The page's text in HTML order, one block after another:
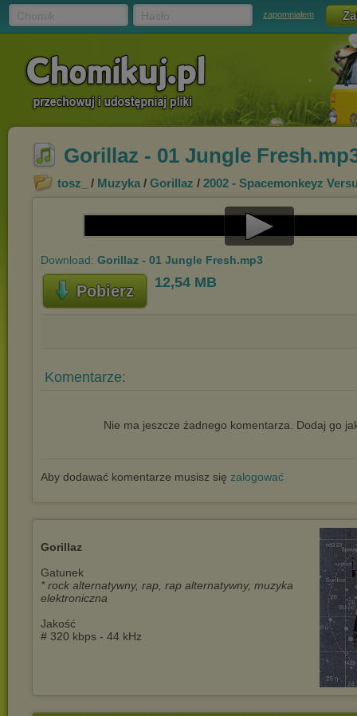
zapomniałem
Gorillaz - 01 Jungle
tosz_ / Muzyka / Gorillaz / 2002 - Spacemonkeyz
Play
Download: Gorillaz - 01 Jungle Fresh.mp3
Pobierz 12,54 MB
Komentarze:
Nie ma jeszcze żadnego komentarza. Dodaj go
Aby dodawać komentarze musisz się zalogować
Gorillaz
Gatunek
* rock alternatywny, rap, rap alternatywny, muzyka
elektroniczna
Jakość
# 320 kbps - 44 kHz